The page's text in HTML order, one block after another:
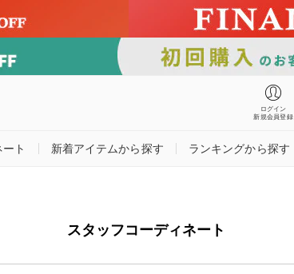
ログイン
新規会員登録
ト 新着アイテムから探す ランキングから探す
スタッフコーディネート